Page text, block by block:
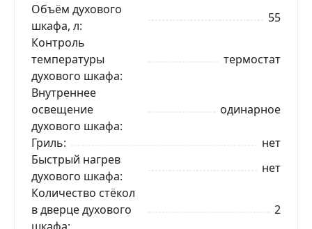
Объём духового
шкафа, л
55
Контроль
температуры
духового шкафа
термостат
Внутреннее
освещение
духового шкафа
одинарное
Гриль
нет
Быстрый нагрев
духового шкафа
нет
Количество стёкол
в дверце духового
2